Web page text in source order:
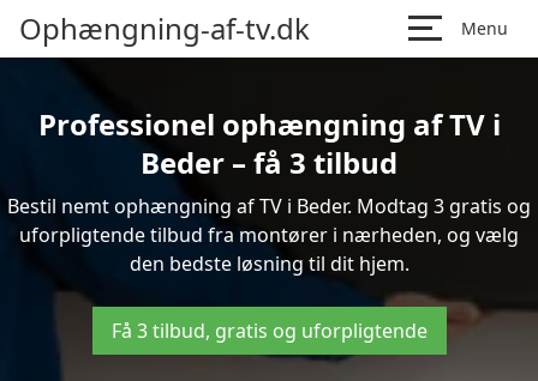
Ophængning-af-tv.dk Menu
Professionel ophængning af TV i
Beder – få 3 tilbud
Bestil nemt ophængning af TV i Beder. Modtag 3 gratis og
uforpligtende tilbud fra montører i nærheden, og vælg
den bedste løsning til dit hjem.
Få 3 tilbud, gratis og uforpligtende